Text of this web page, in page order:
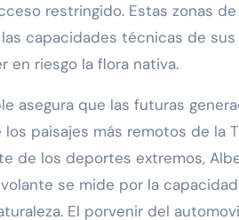
restringido. Estas zonas
capacidades técnicas de sus
en riesgo la flora nativa.
asegura que las futuras
paisajes más remotos de la
de los deportes extremos,
se mide por la
El porvenir del